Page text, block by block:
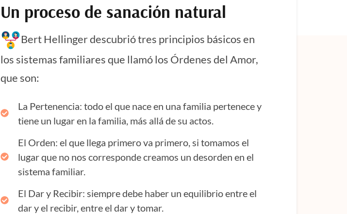
Un proceso de sanación natural
Bert Hellinger descubrió tres principios básicos en
los sistemas familiares que llamó los Órdenes del Amor,
que son:
La Pertenencia: todo el que nace en una familia pertenece y
tiene un lugar en la familia, más allá de su actos.
El Orden: el que llega primero va primero, si tomamos el
lugar que no nos corresponde creamos un desorden en el
sistema familiar.
El Dar y Recibir: siempre debe haber un equilibrio entre el
dar y el recibir, entre el dar y tomar.